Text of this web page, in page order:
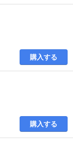
購入する
購入する